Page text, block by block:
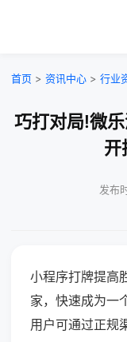
首页 > 资讯中心 > 行业
巧打对局!微
开
发布
小程序打牌提高
家，快速成为一
用户可通过正规